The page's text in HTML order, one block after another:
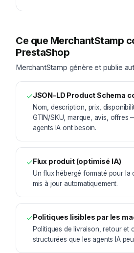
Ce que MerchantStamp
PrestaShop
MerchantStamp génère et publie
✓JSON-LD Product Schema
Nom, description, prix,
GTIN/SKU, marque, avis, offres
agents IA ont besoin.
✓Flux produit (optimisé IA)
Un flux hébergé formaté pour la
mis à jour automatiquement.
✓Politiques lisibles par les
Politiques de livraison, retour et
structurées que les agents IA